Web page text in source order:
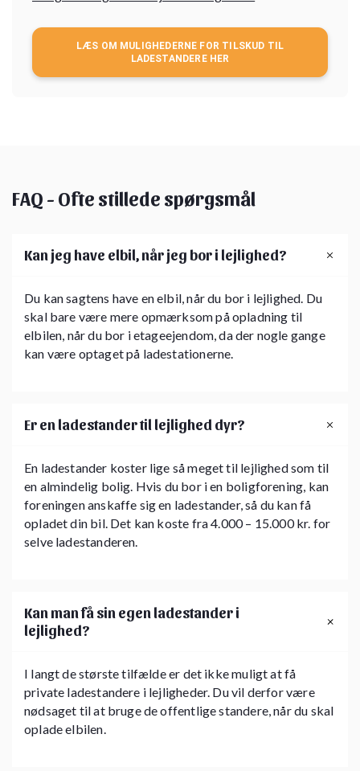
LÆS OM MULIGHEDERNE FOR TILSKUD TIL
LADESTANDERE HER
FAQ - Ofte stillede spørgsmål
Kan jeg have elbil, når jeg bor i lejlighed?
Du kan sagtens have en elbil, når du bor i lejlighed. Du
skal bare være mere opmærksom på opladning til
elbilen, når du bor i etageejendom, da der nogle gange
kan være optaget på ladestationerne.
Er en ladestander til lejlighed dyr?
En ladestander koster lige så meget til lejlighed som til
en almindelig bolig. Hvis du bor i en boligforening, kan
foreningen anskaffe sig en ladestander, så du kan få
opladet din bil. Det kan koste fra 4.000 – 15.000 kr. for
selve ladestanderen.
Kan man få sin egen ladestander i
lejlighed?
I langt de største tilfælde er det ikke muligt at få
private ladestandere i lejligheder. Du vil derfor være
nødsaget til at bruge de offentlige standere, når du skal
oplade elbilen.